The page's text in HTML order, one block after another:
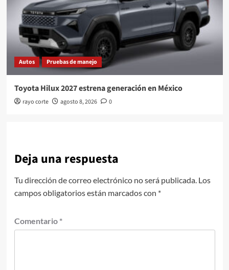
Autos Pruebas de manejo
Toyota Hilux 2027 estrena generación en México
rayo corte agosto 8, 2026 0
Deja una respuesta
Tu dirección de correo electrónico no será publicada. Los
campos obligatorios están marcados con *
Comentario *